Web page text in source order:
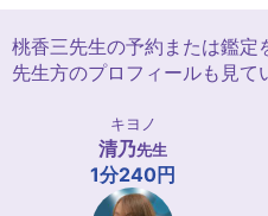
桃香三先生の予約または鑑
先生方のプロフィールも見て
キヨノ
清乃先生
1分240円